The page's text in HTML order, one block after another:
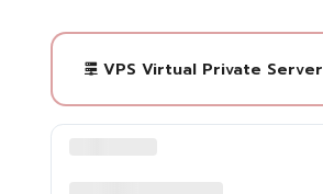
VPS Virtual Private Server